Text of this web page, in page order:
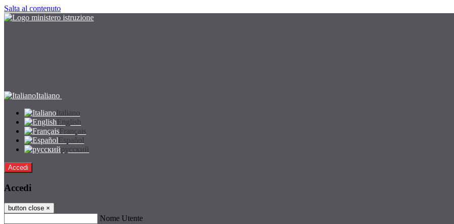
Salta al contenuto
Italiano
Italiano
English
Français
Español
русский
Accedi
Accedi
button close ×
Nome Utente